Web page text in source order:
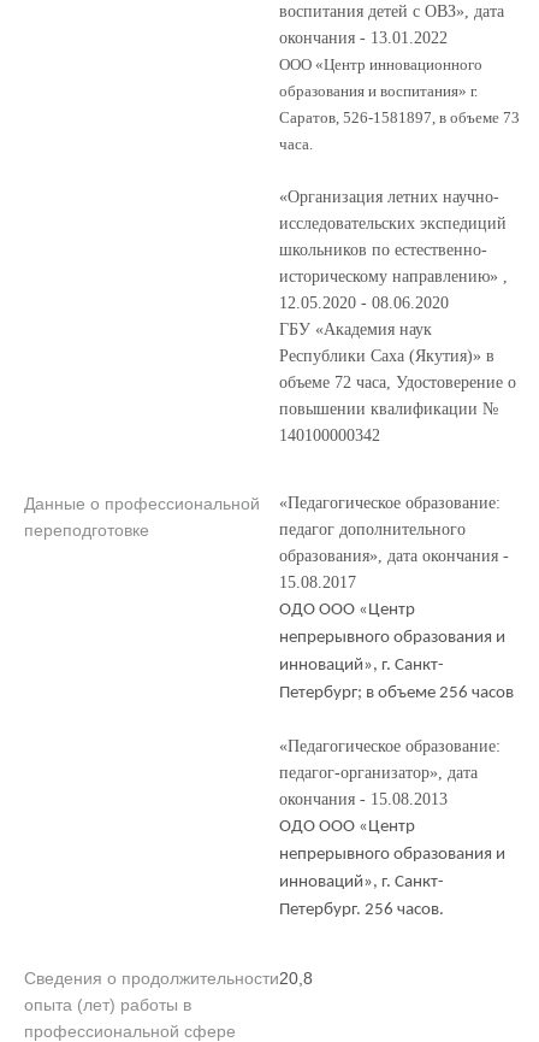
воспитания детей с ОВЗ», дата
окончания - 13.01.2022
ООО «Центр инновационного
образования и воспитания» г.
Саратов, 526-1581897, в объеме 73
часа.
«Организация летних научно-
исследовательских экспедиций
школьников по естественно-
историческому направлению» ,
12.05.2020 - 08.06.2020
ГБУ «Академия наук
Республики Саха (Якутия)» в
объеме 72 часа, Удостоверение о
повышении квалификации №
140100000342
Данные о профессиональной
переподготовке
«Педагогическое образование:
педагог дополнительного
образования», дата окончания -
15.08.2017
ОДО ООО «Центр
непрерывного образования и
инноваций», г. Санкт-
Петербург; в объеме 256 часов
«Педагогическое образование:
педагог-организатор», дата
окончания - 15.08.2013
ОДО ООО «Центр
непрерывного образования и
инноваций», г. Санкт-
Петербург. 256 часов.
Сведения о продолжительности
опыта (лет) работы в
профессиональной сфере
20,8